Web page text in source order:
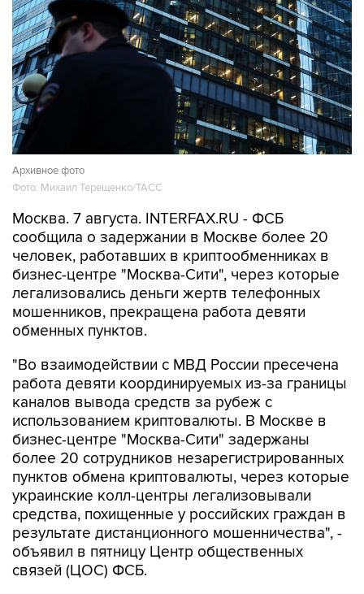
Архивное фото
Фото: Михаил Терещенко/ТАСС
Москва. 7 августа. INTERFAX.RU - ФСБ
сообщила о задержании в Москве более 20
человек, работавших в криптообменниках в
бизнес-центре "Москва-Сити", через которые
легализовались деньги жертв телефонных
мошенников, прекращена работа девяти
обменных пунктов.
"Во взаимодействии с МВД России пресечена
работа девяти координируемых из-за границы
каналов вывода средств за рубеж с
использованием криптовалюты. В Москве в
бизнес-центре "Москва-Сити" задержаны
более 20 сотрудников незарегистрированных
пунктов обмена криптовалюты, через которые
украинские колл-центры легализовывали
средства, похищенные у российских граждан в
результате дистанционного мошенничества", -
объявил в пятницу Центр общественных
связей (ЦОС) ФСБ.